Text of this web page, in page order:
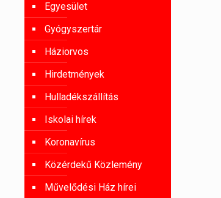
Egyesület
Gyógyszertár
Háziorvos
Hirdetmények
Hulladékszállítás
Iskolai hírek
Koronavírus
Közérdekű Közlemény
Művelődési Ház hírei